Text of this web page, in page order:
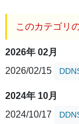
このカテゴリ
2026年 02月
2026/02/15
2024年 10月
2024/10/17